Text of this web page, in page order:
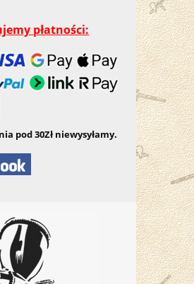
płatności:
pod 30Zł niewysyłamy.